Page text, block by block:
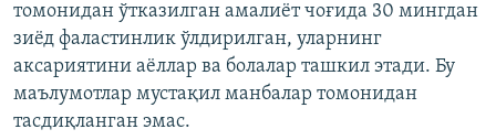
томонидан ўтказилган амалиёт чоғида 30 мингдан
зиёд фаластинлик ўлдирилган, уларнинг
аксариятини аёллар ва болалар ташкил этади. Бу
маълумотлар мустақил манбалар томонидан
тасдиқланган эмас.